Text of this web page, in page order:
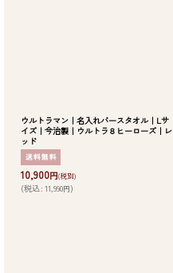
ウルトラマン｜名入れバースタオル｜Lサ
イズ｜今治製｜ウルトラ８ヒーローズ｜レ
ッド
10,900円(税別)
(税込: 11,990円)